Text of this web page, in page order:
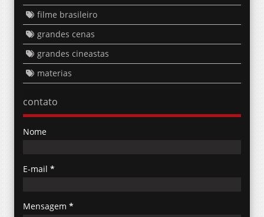
filme brasileiro
grandes cenas
grandes cineastas
materias
contato
Nome
E-mail *
Mensagem *